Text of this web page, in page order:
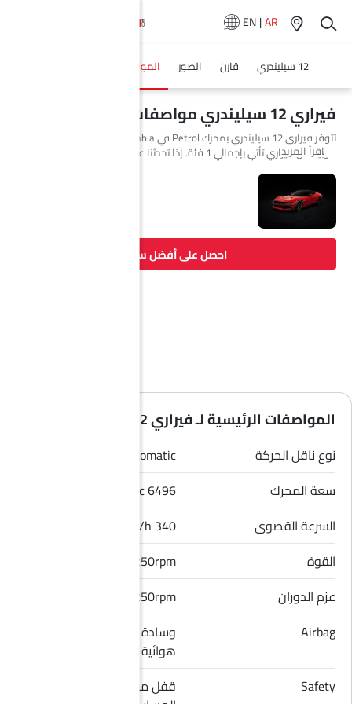
EN|AR
12 سيليندري قارن الصور المواصفات
فيراري 12 سيليندري مواصفات
حركة Automatic.
اقرأ المزيد
احصل على أفضل سعر
المواصفات الرئيسية لـ فيراري 12 سيليندري 2026
نوع ناقل الحركة
Automatic
سعة المحرك
6496 cc
السرعة القصوى
340 Km/h
القوة
818Hp@9250rpm
عزم الدوران
678Nm@7250rpm
Airbag
وسادة هوائية للسائق, وسادة
هوائية للراكب الأمامي
Safety
قفل مركزي, مؤشر تغيير